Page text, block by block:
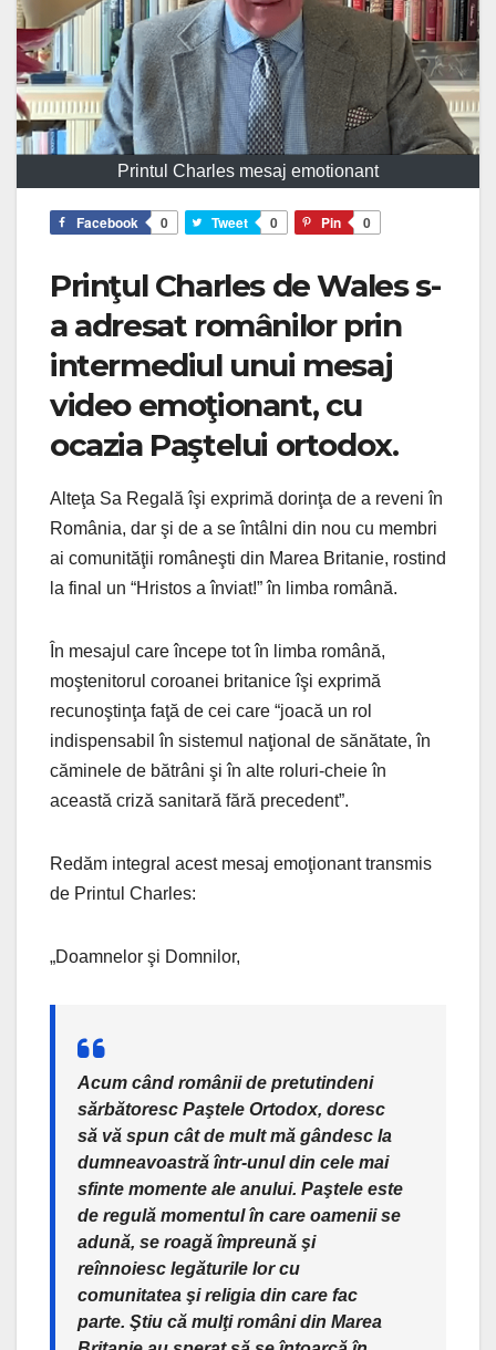
Printul Charles mesaj emotionant
Facebook 0 Tweet 0 Pin 0
Prinţul Charles de Wales s-
a adresat românilor prin
intermediul unui mesaj
video emoţionant, cu
ocazia Paştelui ortodox.
Alteţa Sa Regală îşi exprimă dorinţa de a reveni în
România, dar şi de a se întâlni din nou cu membri
ai comunităţii româneşti din Marea Britanie, rostind
la final un “Hristos a înviat!” în limba română.
În mesajul care începe tot în limba română,
moştenitorul coroanei britanice îşi exprimă
recunoştinţa faţă de cei care “joacă un rol
indispensabil în sistemul naţional de sănătate, în
căminele de bătrâni şi în alte roluri-cheie în
această criză sanitară fără precedent”.
Redăm integral acest mesaj emoţionant transmis
de Printul Charles:
„Doamnelor şi Domnilor,
Acum când românii de pretutindeni
sărbătoresc Paştele Ortodox, doresc
să vă spun cât de mult mă gândesc la
dumneavoastră într-unul din cele mai
sfinte momente ale anului. Paştele este
de regulă momentul în care oamenii se
adună, se roagă împreună şi
reînnoiesc legăturile lor cu
comunitatea şi religia din care fac
parte. Ştiu că mulţi români din Marea